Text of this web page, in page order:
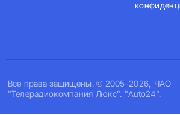
Все права защищены. © 2005-2026, ЧАО
"Телерадиокомпания Люкс". "Auto24".